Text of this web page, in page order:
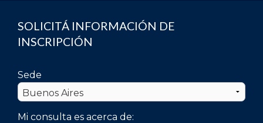
SOLICITÁ INFORMACIÓN DE
INSCRIPCIÓN
Sede
Mi consulta es acerca de: